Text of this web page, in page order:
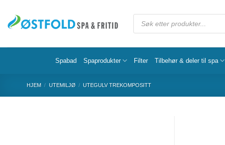
Spabad Spaprodukter Filter Tilbehør & deler til spa
HJEM / UTEMILJØ / UTEGULV TREKOMPOSITT